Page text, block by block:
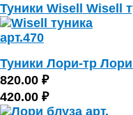
Туники Wisell Wisell
Туники Лори-тр Лори
820.00 ₽
420.00 ₽